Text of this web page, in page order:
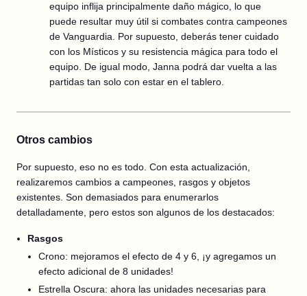
equipo inflija principalmente daño mágico, lo que
puede resultar muy útil si combates contra campeones
de Vanguardia. Por supuesto, deberás tener cuidado
con los Místicos y su resistencia mágica para todo el
equipo. De igual modo, Janna podrá dar vuelta a las
partidas tan solo con estar en el tablero.
Otros cambios
Por supuesto, eso no es todo. Con esta actualización,
realizaremos cambios a campeones, rasgos y objetos
existentes. Son demasiados para enumerarlos
detalladamente, pero estos son algunos de los destacados:
Rasgos
Crono: mejoramos el efecto de 4 y 6, ¡y agregamos un
efecto adicional de 8 unidades!
Estrella Oscura: ahora las unidades necesarias para